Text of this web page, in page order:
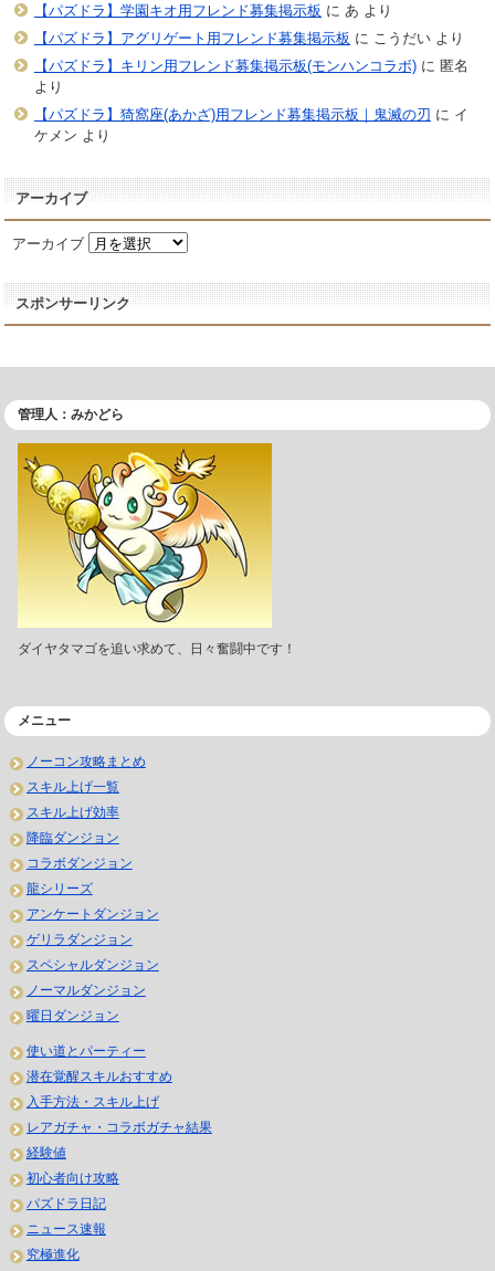
【パズドラ】学園キオ用フレンド募集掲示板 に あ より
【パズドラ】アグリゲート用フレンド募集掲示板 に こうだいより
【パズドラ】キリン用フレンド募集掲示板(モンハンコラボ)に 匿名
より
【パズドラ】猗窩座(あかざ)用フレンド募集掲示板｜鬼滅の刃 に イ
ケメン より
アーカイブ
アーカイブ
スポンサーリンク
管理人：みかどら
ダイヤタマゴを追い求めて、日々奮闘中です！
メニュー
ノーコン攻略まとめ
スキル上げ一覧
スキル上げ効率
降臨ダンジョン
コラボダンジョン
龍シリーズ
アンケートダンジョン
ゲリラダンジョン
スペシャルダンジョン
ノーマルダンジョン
曜日ダンジョン
使い道とパーティー
潜在覚醒スキルおすすめ
入手方法・スキル上げ
レアガチャ・コラボガチャ結果
経験値
初心者向け攻略
パズドラ日記
ニュース速報
究極進化